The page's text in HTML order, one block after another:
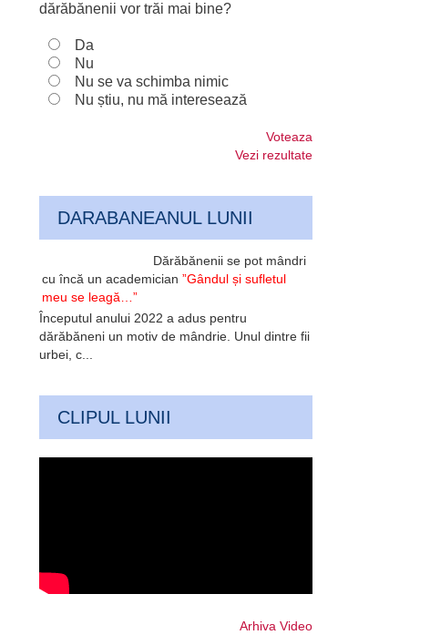
dărăbănenii vor trăi mai bine?
Da
Nu
Nu se va schimba nimic
Nu știu, nu mă interesează
Voteaza
Vezi rezultate
DARABANEANUL LUNII
Dărăbănenii se pot mândri
cu încă un academician ”Gândul și sufletul
meu se leagă…”
Începutul anului 2022 a adus pentru
dărăbăneni un motiv de mândrie. Unul dintre fii
urbei, c...
CLIPUL LUNII
Arhiva Video